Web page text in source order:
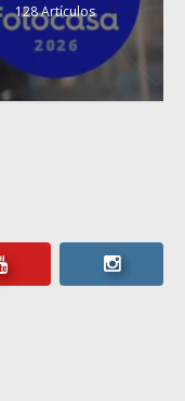
128 Artículos